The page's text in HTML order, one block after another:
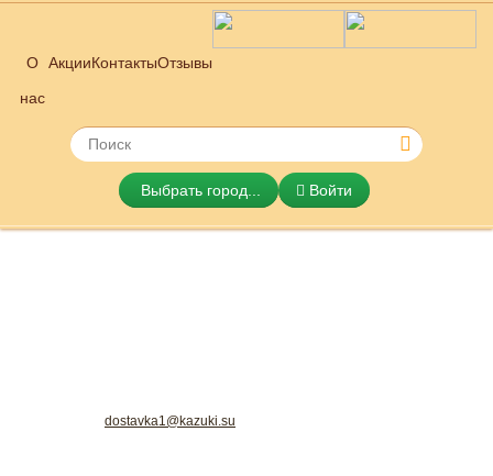
О
нас
АкцииКонтактыОтзывы
Выбрать город... Войти
кухня
dostavka1@kazuki.su